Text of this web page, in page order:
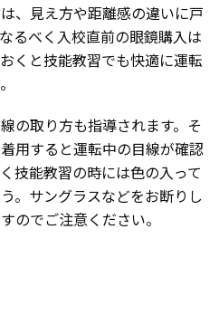
、見え方や距離感の違いに戸
るべく入校直前の眼鏡購入は
くと技能教習でも快適に運転
の取り方も指導されます。そ
用すると運転中の目線が確認
技能教習の時には色の入って
。サングラスなどをお断りし
のでご注意ください。